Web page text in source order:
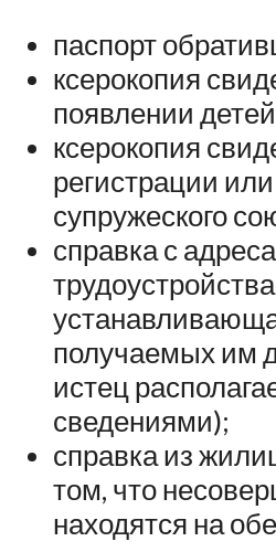
паспорт
ксерокопия
появлении
ксерокопия
регистрации
супружеского
справка с адреса
получаемых им
истец
сведениями);
справка из
том, что
находятся на